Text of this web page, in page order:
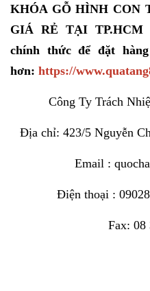
KHÓA GỖ HÌNH CON
GIÁ RẺ TẠI TP.HCM
chính thức để đặt
hơn: https://
Công Ty Trách
Địa chỉ: 423/5 Nguyễn
Email :
Điện thoại :
Fax: 08